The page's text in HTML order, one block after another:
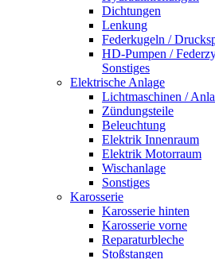
Dichtungen
Lenkung
Federkugeln /
HD-Pumpen /
Sonstiges
Elektrische Anlage
Lichtmaschinen /
Zündungsteile
Beleuchtung
Elektrik Innenraum
Elektrik Motorraum
Wischanlage
Sonstiges
Karosserie
Karosserie hinten
Karosserie vorne
Reparaturbleche
Stoßstangen